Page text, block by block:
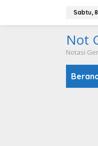
konten
Sabtu,
Not
Notasi